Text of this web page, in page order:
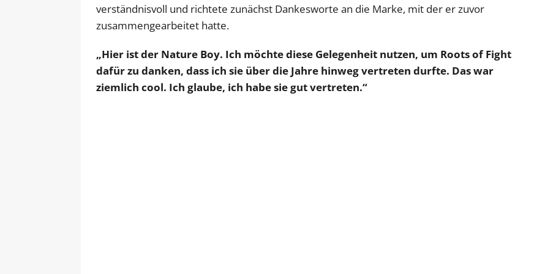
verständnisvoll und richtete zunächst Dankesworte an die Marke, mit der er zuvor
zusammengearbeitet hatte.
„Hier ist der Nature Boy. Ich möchte diese Gelegenheit nutzen, um Roots of Fight
dafür zu danken, dass ich sie über die Jahre hinweg vertreten durfte. Das war
ziemlich cool. Ich glaube, ich habe sie gut vertreten.“